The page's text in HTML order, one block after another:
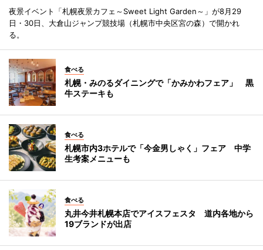
夜景イベント「札幌夜景カフェ～Sweet Light Garden～」が8月29
日・30日、大倉山ジャンプ競技場（札幌市中央区宮の森）で開かれ
る。
食べる
札幌・みのるダイニングで「かみかわフェア」 黒
牛ステーキも
食べる
札幌市内3ホテルで「今金男しゃく」フェア 中学
生考案メニューも
食べる
丸井今井札幌本店でアイスフェスタ 道内各地から
19ブランドが出店